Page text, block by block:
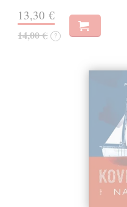
13,30 €
14,00 € ?